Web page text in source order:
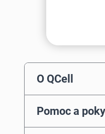
O QCell
Pomoc a